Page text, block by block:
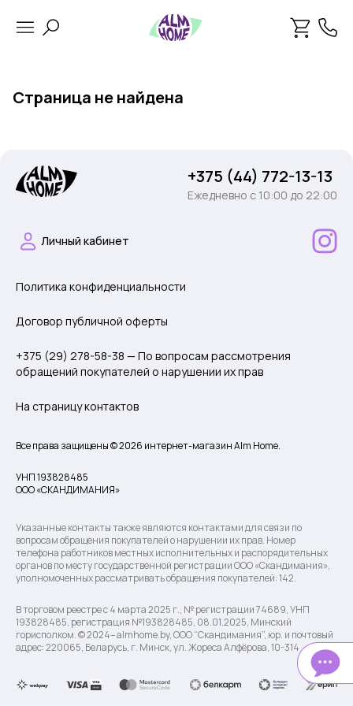
Страница не найдена
+375 (44) 772-13-13
Ежедневно c 10:00 до 22:00
Личный кабинет
Политика конфиденциальности
Договор публичной оферты
+375 (29) 278-58-38 — По вопросам рассмотрения
обращений покупателей о нарушении их прав
На страницу контактов
Все права защищены © 2026 интернет-магазин Alm Home.
УНП 193828485
ООО «СКАНДИМАНИЯ»
Указанные контакты также являются контактами для связи по
вопросам обращения покупателей о нарушении их прав. Номер
телефона работников местных исполнительных и распорядительных
органов по месту государственной регистрации ООО «Скандимания»,
уполномоченных рассматривать обращения покупателей: 142.
В торговом реестре с 4 марта 2025 г., № регистрации 74689, УНП
193828485, регистрация №193828485, 08.01.2025, Минский
горисполком. © 2024– almhome.by, ООО “Скандимания”, юр. и почтовый
адрес: 220065, Беларусь, г. Минск, ул. Жореса Алфёрова, 10-314